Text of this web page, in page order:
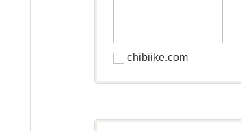
chibiike.com